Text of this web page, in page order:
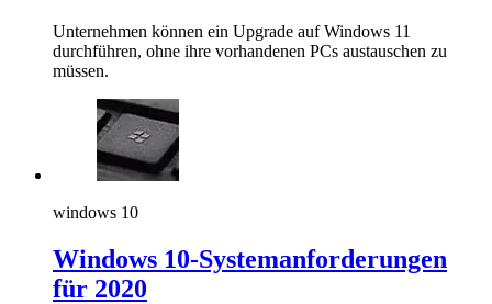
Unternehmen können ein Upgrade auf Windows 11
durchführen, ohne ihre vorhandenen PCs austauschen zu
müssen.
windows 10
Windows 10-Systemanforderungen
für 2020